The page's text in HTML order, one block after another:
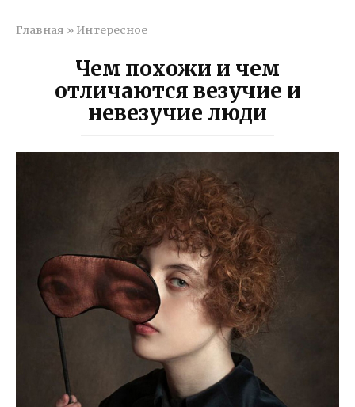
Главная » Интересное
Чем похожи и чем
отличаются везучие и
невезучие люди